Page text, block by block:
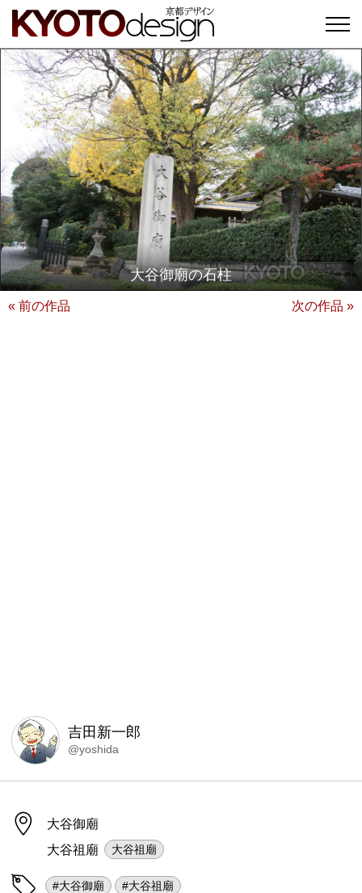
大谷御廟の石柱
« 前の作品 次の作品 »
吉田新一郎
@yoshida
大谷御廟
大谷祖廟
大谷祖廟
#大谷御廟 #大谷祖廟